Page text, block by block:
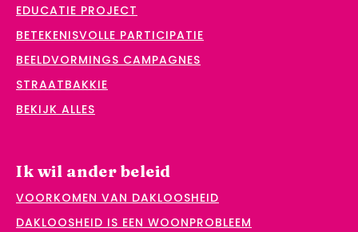
EDUCATIE PROJECT
BETEKENISVOLLE PARTICIPATIE
BEELDVORMINGS CAMPAGNES
STRAATBAKKIE
BEKIJK ALLES
Ik wil ander beleid
VOORKOMEN VAN DAKLOOSHEID
DAKLOOSHEID IS EEN WOONPROBLEEM